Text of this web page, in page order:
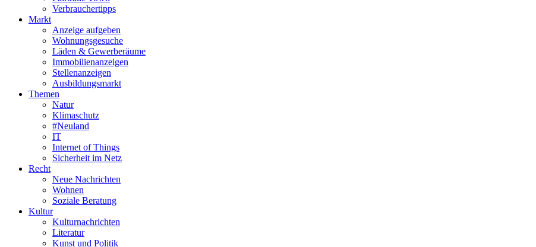
Verbrauchertipps
Markt
Anzeige aufgeben
Wohnungsgesuche
Läden & Gewerberäume
Immobilienanzeigen
Stellenanzeigen
Ausbildungsmarkt
Themen
Natur
Klimaschutz
#Neuland
IT
Internet of Things
Sicherheit im Netz
Recht
Neue Nachrichten
Wohnen
Soziale Beratung
Kultur
Kulturnachrichten
Literatur
Kunst und Politik